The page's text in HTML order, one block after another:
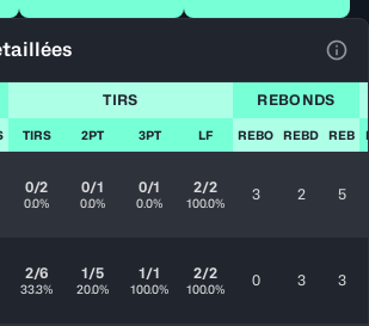
TIRS REBONDS
TIRS 2PT 3PT LF REBO REBD REB
0/2
0.0%
0/1
0.0%
0/1
0.0%
2/2
100.0% 3 2 5
2/6
33.3%
1/5
20.0%
1/1
100.0%
2/2
100.0% 0 3 3